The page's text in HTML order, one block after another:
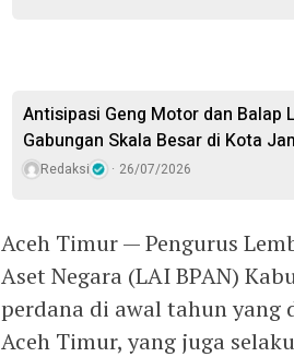
Antisipasi Geng Motor dan Balap
Gabungan Skala Besar di Kota
Redaksi 26/07/2026
Aceh Timur — Pengurus
Aset Negara (LAI BPAN)
perdana di awal tahun yang
Aceh Timur, yang juga